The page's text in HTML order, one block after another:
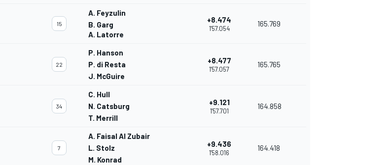
15
A. Feyzulin
B. Garg
A. Latorre
+8.474
1'57.054
165.769
22
P. Hanson
P. di Resta
J. McGuire
+8.477
1'57.057
165.765
34
C. Hull
N. Catsburg
T. Merrill
+9.121
1'57.701
164.858
7
A. Faisal Al Zubair
L. Stolz
M. Konrad
+9.436
1'58.016
164.418